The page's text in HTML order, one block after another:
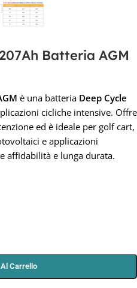
Batteria AGM
è una batteria Deep Cycle
cicliche intensive. Offre
ed è ideale per golf cart,
e applicazioni
affidabilità e lunga durata.
Carrello